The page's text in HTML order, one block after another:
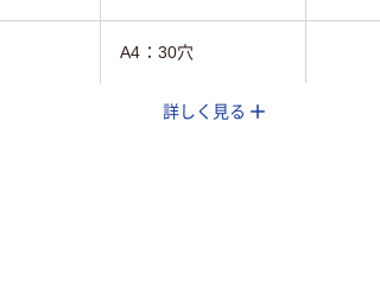
A4：30穴
100枚詳しく見る